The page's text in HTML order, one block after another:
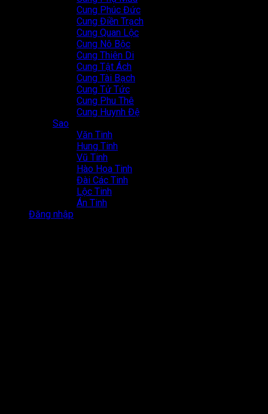
Cung Phúc Đức
Cung Điền Trạch
Cung Quan Lộc
Cung Nô Bộc
Cung Thiên Di
Cung Tật Ách
Cung Tài Bạch
Cung Tử Tức
Cung Phu Thê
Cung Huynh Đệ
Sao
Văn Tinh
Hung Tinh
Vũ Tinh
Hào Hoa Tinh
Đài Các Tinh
Lộc Tinh
Án Tinh
Đăng nhập